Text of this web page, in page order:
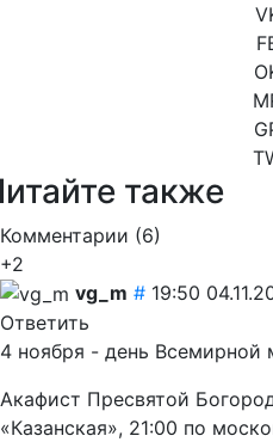
также
Комментарии (6)
+2
vg_m # 19:50
Ответить
4 ноября - день Всемирной
Акафист Пресвятой
«Казанская», 21:00 по